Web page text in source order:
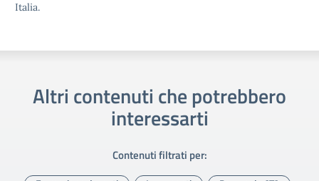
Italia.
Altri contenuti che potrebbero
interessarti
Contenuti filtrati per: